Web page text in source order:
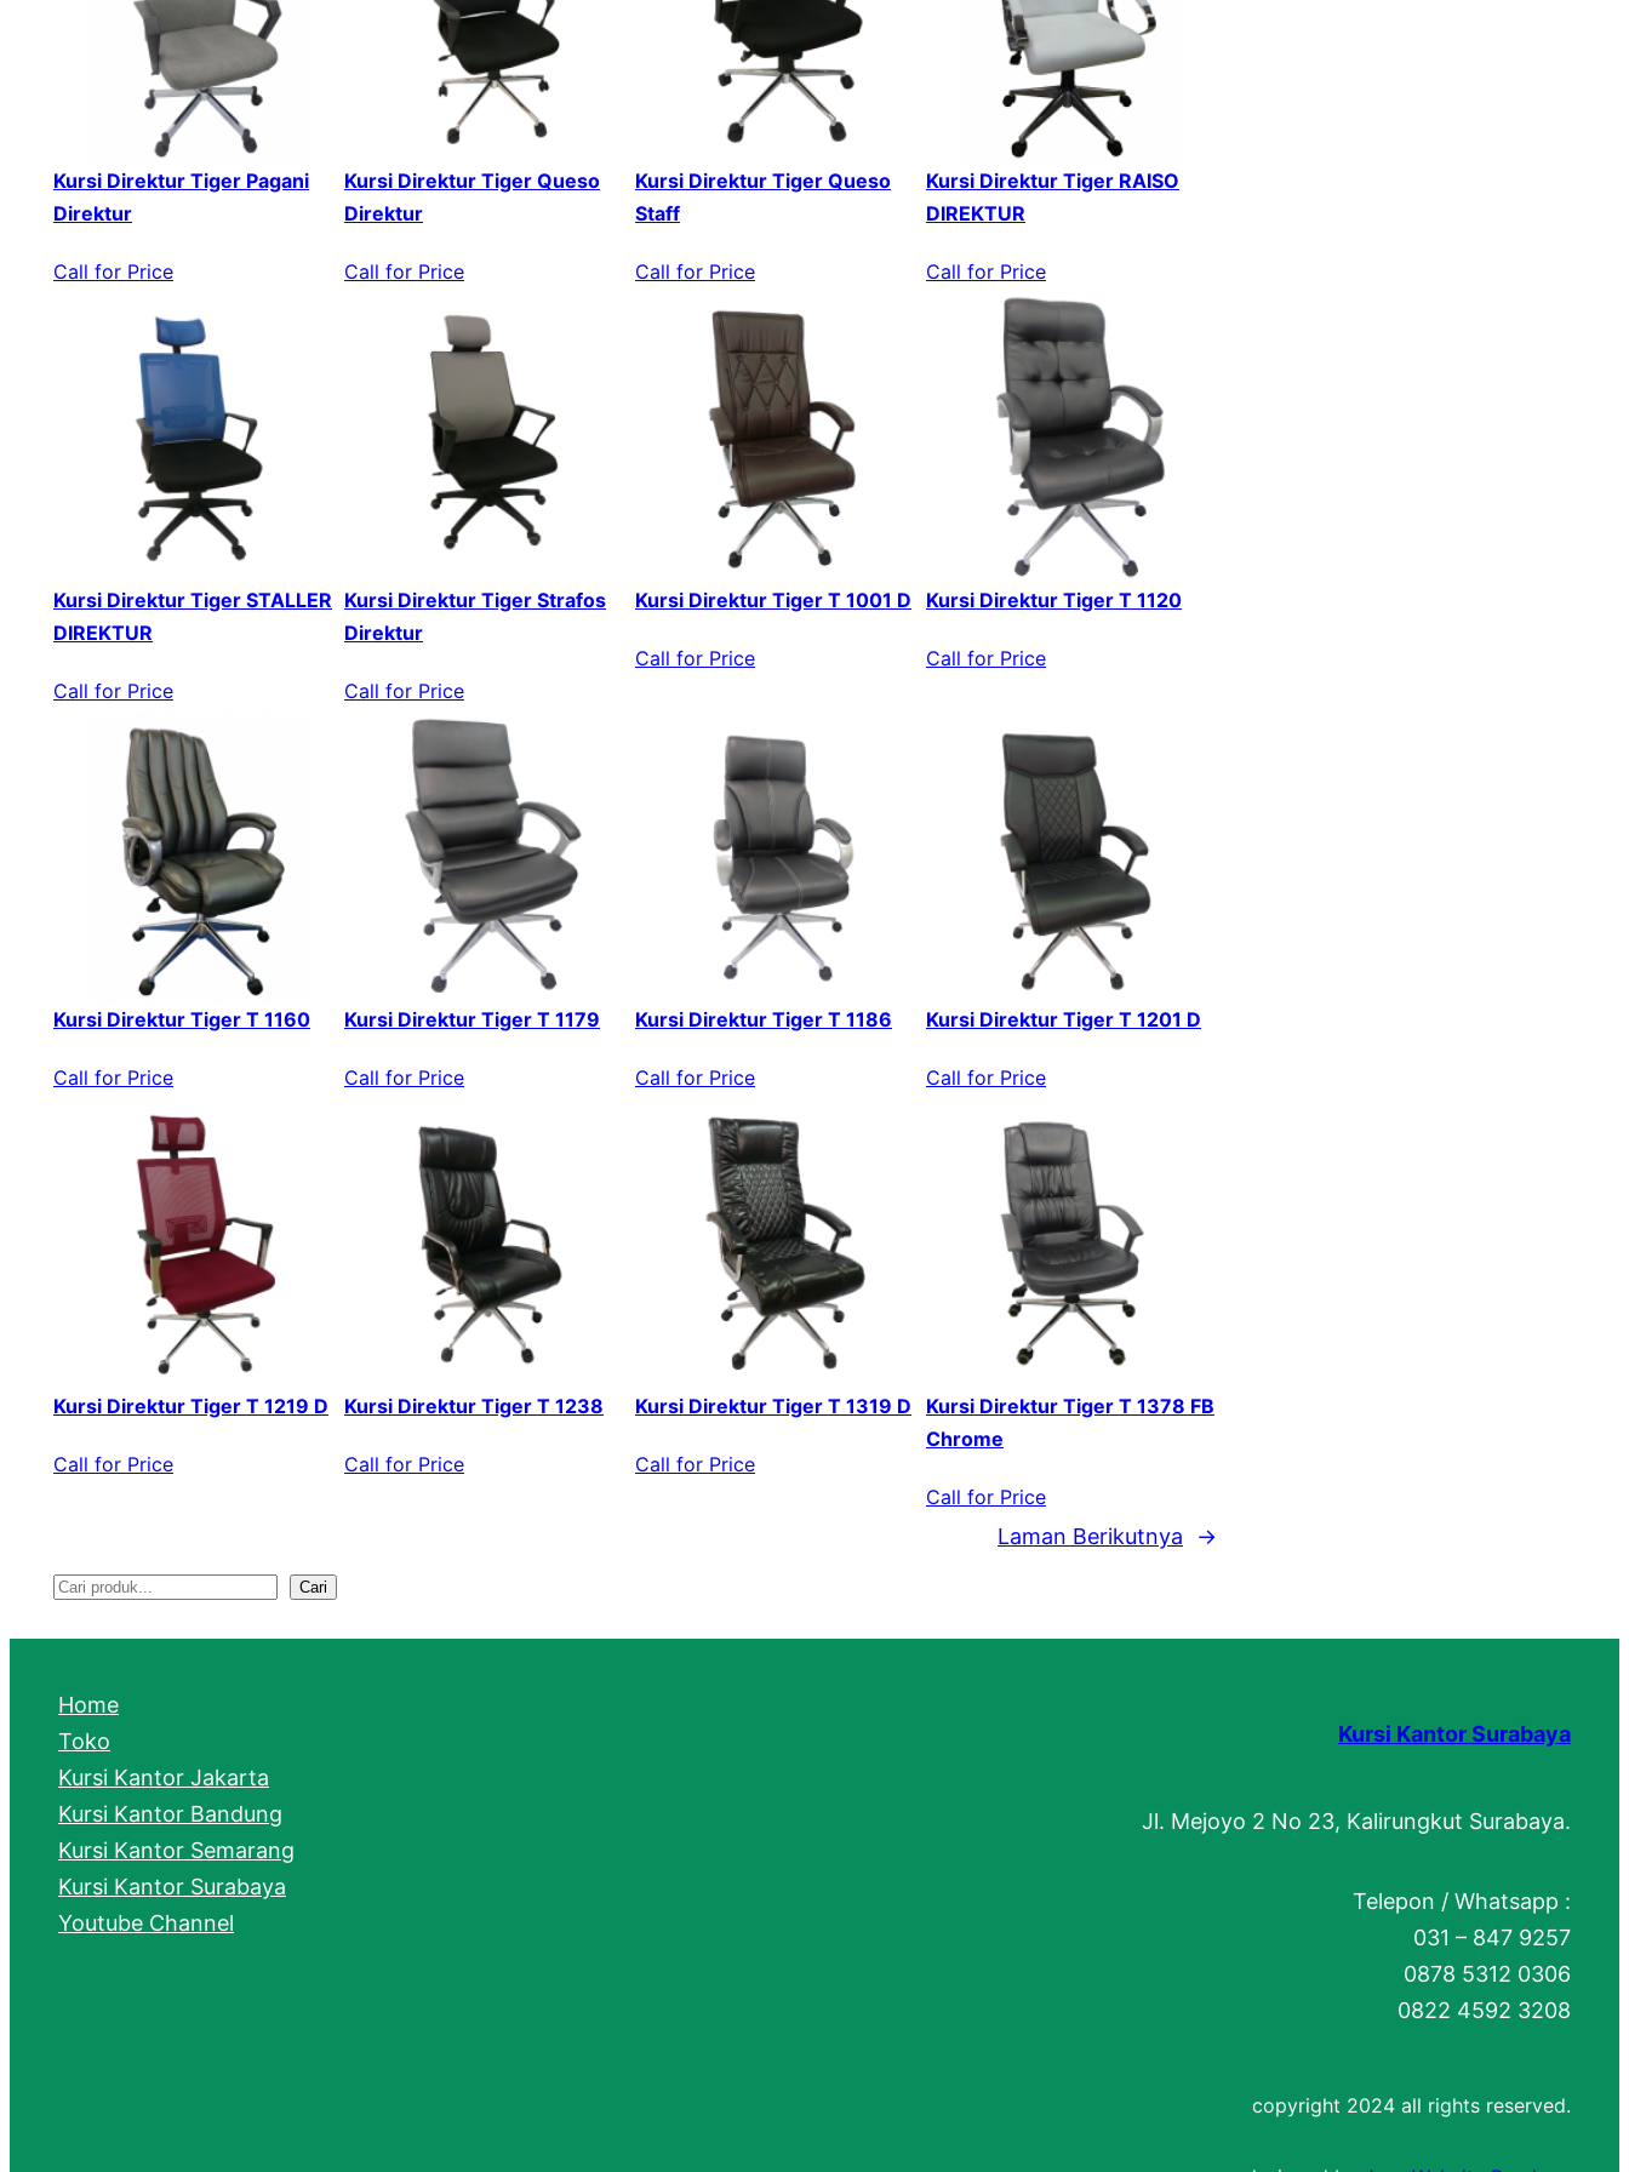
Kursi Direktur Tiger Pagani
Direktur
Call for Price
Kursi Direktur Tiger Queso
Direktur
Call for Price
Kursi Direktur Tiger Queso
Staff
Call for Price
Kursi Direktur Tiger RAISO
DIREKTUR
Call for Price
Kursi Direktur Tiger STALLER
DIREKTUR
Call for Price
Kursi Direktur Tiger Strafos
Direktur
Call for Price
Kursi Direktur Tiger T 1001 D
Call for Price
Kursi Direktur Tiger T 1120
Call for Price
Kursi Direktur Tiger T 1160
Call for Price
Kursi Direktur Tiger T 1179
Call for Price
Kursi Direktur Tiger T 1186
Call for Price
Kursi Direktur Tiger T 1201 D
Call for Price
Kursi Direktur Tiger T 1219 D
Call for Price
Kursi Direktur Tiger T 1238
Call for Price
Kursi Direktur Tiger T 1319 D
Call for Price
Kursi Direktur Tiger T 1378 FB
Chrome
Call for Price
Laman Berikutnya →
S
e
a
r
c
h
Cari
Home
Toko
Kursi Kantor Jakarta
Kursi Kantor Bandung
Kursi Kantor Semarang
Kursi Kantor Surabaya
Youtube Channel
Kursi Kantor Surabaya
Jl. Mejoyo 2 No 23, Kalirungkut Surabaya.
Telepon / Whatsapp :
031 – 847 9257
0878 5312 0306
0822 4592 3208
copyright 2024 all rights reserved.